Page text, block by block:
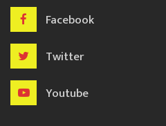
Facebook
Twitter
Youtube